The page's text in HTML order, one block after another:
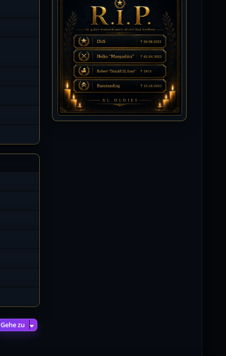
Gehe zu
DieWildeHilde
10.07.2026 / 12:48
Happy Birthday Chickpea
DieWildeHilde
10.07.2026 / 10:08
Hallo meine Lieben!
Isimiyaki
10.07.2026 / 00:34
Alles gute chickpea